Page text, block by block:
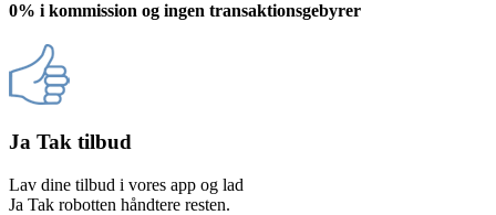
0% i kommission og ingen transaktionsgebyrer
Ja Tak tilbud
Lav dine tilbud i vores app og lad
Ja Tak robotten håndtere resten.